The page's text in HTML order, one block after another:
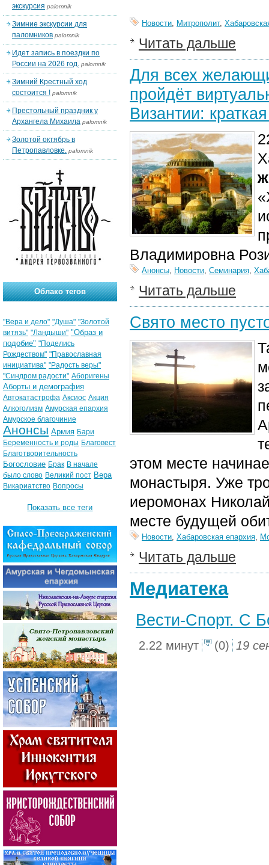
Новости, Митрополит,
Читать дальше
Для всех
пройдёт
Византии:
Владимировна
Анонсы, Новости, Семинария,
Читать дальше
Свято место
этом месте
монастыря. Уже
иеромонах
месте будущей
Новости, Хабаровская епархия,
Читать дальше
Медиатека
Вести-Спорт. С
2.22 минут (0) 19
экскурсия palomnik
Зимние экскурсии для
паломников palomnik
Идет запись в поездки по
России на 2026 год. palomnik
Зимний Крестный ход
состоится ! palomnik
Престольный праздник у
Архангела Михаила palomnik
Золотой октябрь в
Петропавловке. palomnik
Облако тегов
"Вера и дело" "Душа" "Золотой
витязь" "Ландыши" "Образ и
подобие" "Поделись
Рождеством" "Православная
инициатива" "Радость веры"
"Синдром радости" Аборигены
Аборты и демография
Автокатастрофа Аксиос Акция
Алкоголизм Амурская епархия
Амурское благочиние
Анонсы Армия Бари
Беременность и роды Благовест
Благотворительность
Богословие Брак В начале
было слово Великий пост Вера
Викариатство Вопросы
Показать все теги